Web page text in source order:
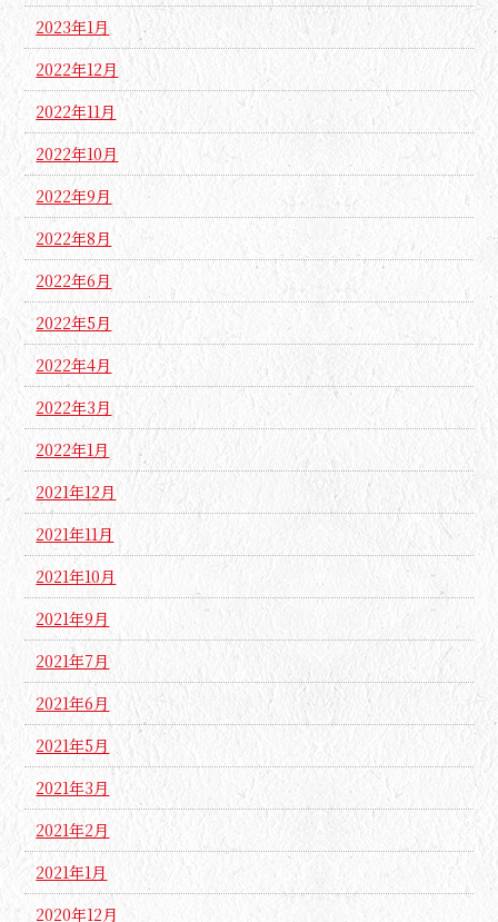
2023年1月
2022年12月
2022年11月
2022年10月
2022年9月
2022年8月
2022年6月
2022年5月
2022年4月
2022年3月
2022年1月
2021年12月
2021年11月
2021年10月
2021年9月
2021年7月
2021年6月
2021年5月
2021年3月
2021年2月
2021年1月
2020年12月